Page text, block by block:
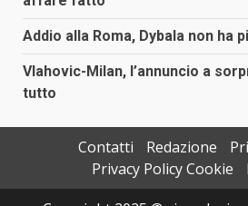
Addio alla Roma, Dybala non ha
Vlahovic-Milan, l’annuncio a
tutto
Contatti Redazione
Privacy Policy Cookie